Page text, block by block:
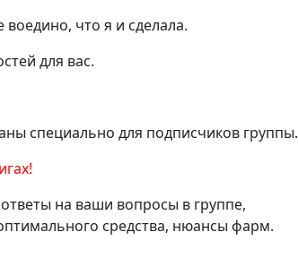
воедино, что я и сделала.
для вас.
специально для подписчиков группы.
на ваши вопросы в группе,
средства, нюансы фарм.